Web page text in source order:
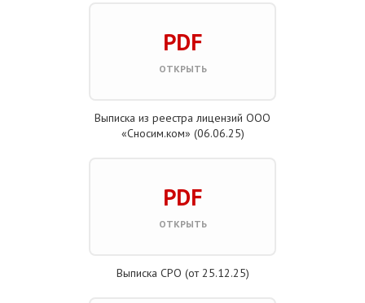
PDF
ОТКРЫТЬ
Выписка из реестра лицензий ООО
«Сносим.ком» (06.06.25)
PDF
ОТКРЫТЬ
Выписка СРО (от 25.12.25)